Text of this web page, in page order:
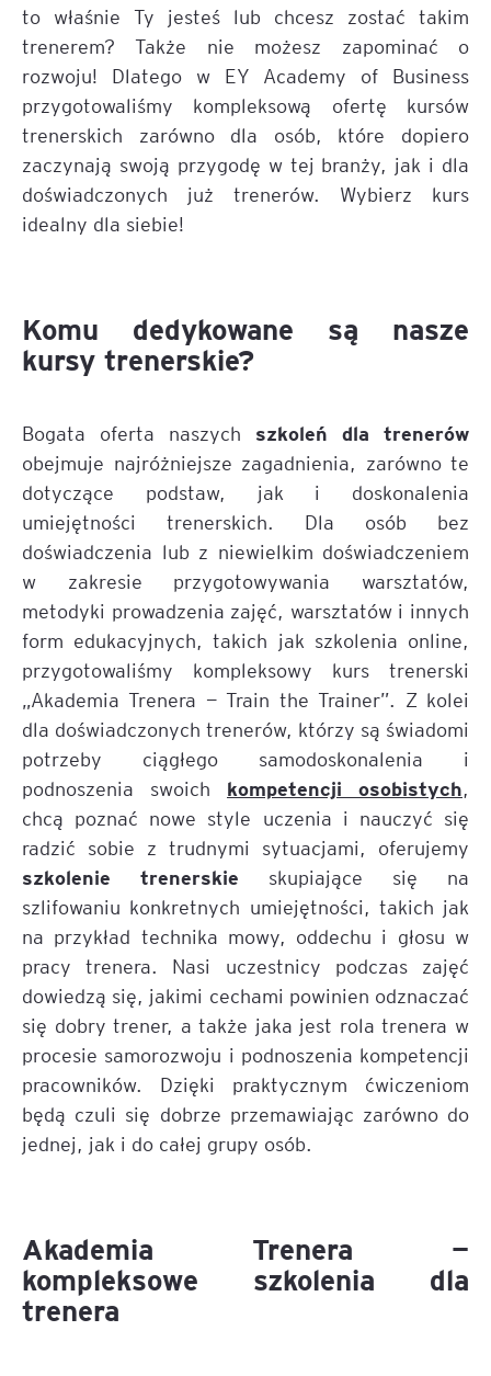
to właśnie Ty jesteś lub chcesz zostać takim
trenerem? Także nie możesz zapominać o
rozwoju! Dlatego w EY Academy of Business
przygotowaliśmy kompleksową ofertę kursów
trenerskich zarówno dla osób, które dopiero
zaczynają swoją przygodę w tej branży, jak i dla
doświadczonych już trenerów. Wybierz kurs
idealny dla siebie!
Komu dedykowane są nasze
kursy trenerskie?
Bogata oferta naszych szkoleń dla trenerów
obejmuje najróżniejsze zagadnienia, zarówno te
dotyczące podstaw, jak i doskonalenia
umiejętności trenerskich. Dla osób bez
doświadczenia lub z niewielkim doświadczeniem
w zakresie przygotowywania warsztatów,
metodyki prowadzenia zajęć, warsztatów i innych
form edukacyjnych, takich jak szkolenia online,
przygotowaliśmy kompleksowy kurs trenerski
„Akademia Trenera — Train the Trainer”. Z kolei
dla doświadczonych trenerów, którzy są świadomi
potrzeby ciągłego samodoskonalenia i
podnoszenia swoich kompetencji osobistych,
chcą poznać nowe style uczenia i nauczyć się
radzić sobie z trudnymi sytuacjami, oferujemy
szkolenie trenerskie skupiające się na
szlifowaniu konkretnych umiejętności, takich jak
na przykład technika mowy, oddechu i głosu w
pracy trenera. Nasi uczestnicy podczas zajęć
dowiedzą się, jakimi cechami powinien odznaczać
się dobry trener, a także jaka jest rola trenera w
procesie samorozwoju i podnoszenia kompetencji
pracowników. Dzięki praktycznym ćwiczeniom
będą czuli się dobrze przemawiając zarówno do
jednej, jak i do całej grupy osób.
Akademia Trenera —
kompleksowe szkolenia dla
trenera